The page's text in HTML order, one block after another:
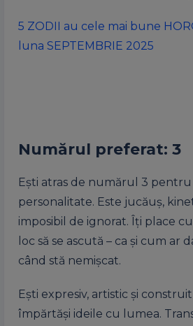
5 ZODII au cele mai bune
luna SEPTEMBRIE 2025
Numărul preferat: 3
Ești atras de numărul 3 pentru
personalitate. Este jucăuș,
imposibil de ignorat. Îți place
loc să se ascută – ca și cum ar
când stă nemișcat.
Ești expresiv, artistic și
împărtăși ideile cu lumea.